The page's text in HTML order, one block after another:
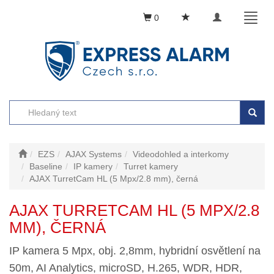
Toggle
0
EZS AJAX Systems
Videodohled a interkomy
Baseline
IP kamery
Turret kamery
AJAX TurretCam HL (5 Mpx/2.8 mm), černá
AJAX TURRETCAM HL (5 MPX/2.8
MM), ČERNÁ
IP kamera 5 Mpx, obj. 2,8mm, hybridní osvětlení na
50m, AI Analytics, microSD, H.265, WDR, HDR,